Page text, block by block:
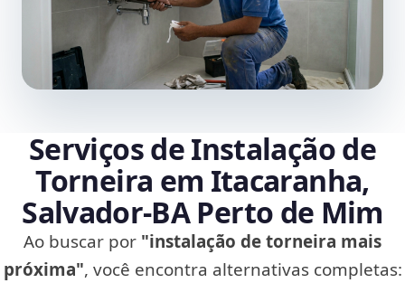
Serviços de Instalação de
Torneira em Itacaranha,
Salvador‑BA Perto de Mim
Ao buscar por "instalação de torneira mais
próxima", você encontra alternativas completas: